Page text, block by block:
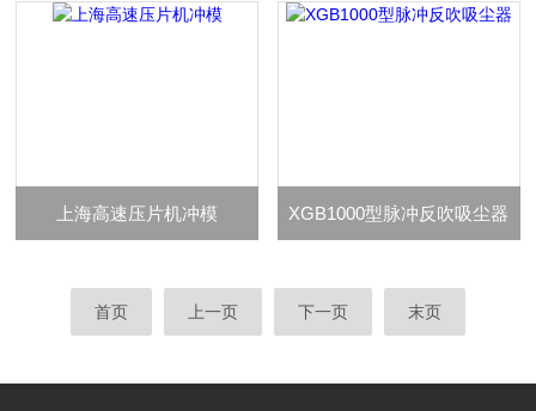
上海高速压片机冲模 XGB1000型脉冲反吹吸尘器
首页 上一页 下一页 末页